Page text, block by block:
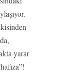
yarar